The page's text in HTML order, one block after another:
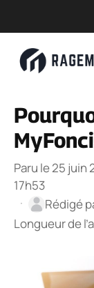
Paru le 25 juin
17h53
·
Rédigé
Longueur de